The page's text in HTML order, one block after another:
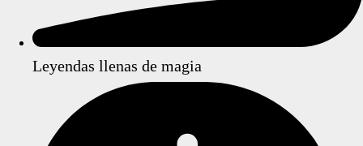
Leyendas llenas de magia